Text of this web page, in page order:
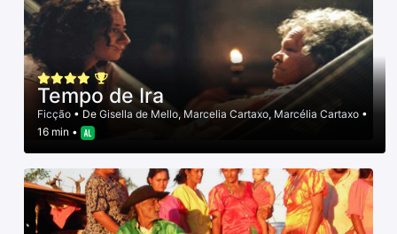
Tempo de Ira
Ficção • De Gisella de Mello, Marcelia Cartaxo, Marcélia Cartaxo •
16 min •